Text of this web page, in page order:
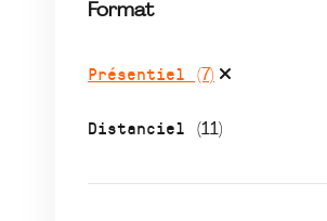
Format
Présentiel (7)
Distanciel (11)